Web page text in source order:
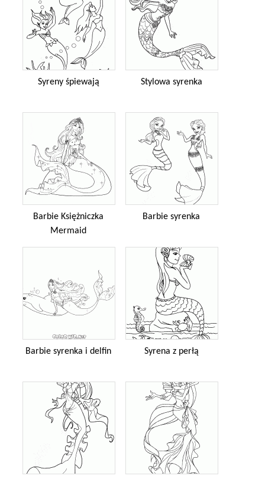
Syreny śpiewają Stylowa syrenka
Barbie Księżniczka
Mermaid
Barbie syrenka
Barbie syrenka i delfin Syrena z perłą